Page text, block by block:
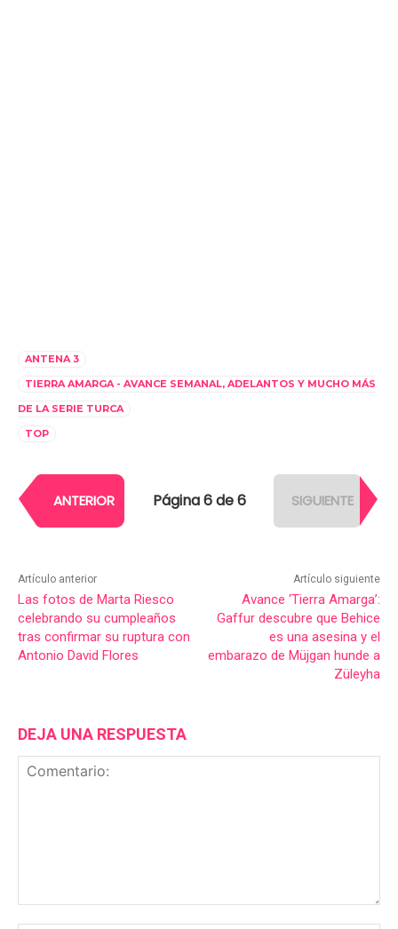
ANTENA 3
TIERRA AMARGA - AVANCE SEMANAL, ADELANTOS Y MUCHO MÁS
DE LA SERIE TURCA
TOP
ANTERIOR Página 6 de 6 SIGUIENTE
Artículo anterior
Las fotos de Marta Riesco
celebrando su cumpleaños
tras confirmar su ruptura con
Antonio David Flores
Artículo siguiente
Avance ‘Tierra Amarga’:
Gaffur descubre que Behice
es una asesina y el
embarazo de Müjgan hunde a
Züleyha
DEJA UNA RESPUESTA